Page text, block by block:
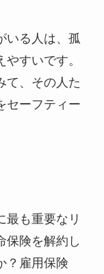
いる人は、孤
すいです。
て、その人た
セーフティー
最も重要なリ
保険を解約し
？雇用保険